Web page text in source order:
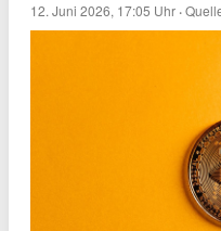
12. Juni 2026, 17:05 Uhr ·